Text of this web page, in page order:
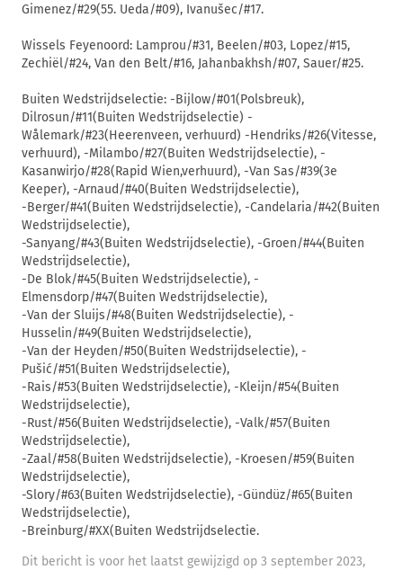
Gimenez/#29(55. Ueda/#09), Ivanušec/#17.
Wissels Feyenoord: Lamprou/#31, Beelen/#03, Lopez/#15,
Zechiël/#24, Van den Belt/#16, Jahanbakhsh/#07, Sauer/#25.
Buiten Wedstrijdselectie: -Bijlow/#01(Polsbreuk),
Dilrosun/#11(Buiten Wedstrijdselectie) -
Wålemark/#23(Heerenveen, verhuurd) -Hendriks/#26(Vitesse,
verhuurd), -Milambo/#27(Buiten Wedstrijdselectie), -
Kasanwirjo/#28(Rapid Wien,verhuurd), -Van Sas/#39(3e
Keeper), -Arnaud/#40(Buiten Wedstrijdselectie),
-Berger/#41(Buiten Wedstrijdselectie), -Candelaria/#42(Buiten
Wedstrijdselectie),
-Sanyang/#43(Buiten Wedstrijdselectie), -Groen/#44(Buiten
Wedstrijdselectie),
-De Blok/#45(Buiten Wedstrijdselectie), -
Elmensdorp/#47(Buiten Wedstrijdselectie),
-Van der Sluijs/#48(Buiten Wedstrijdselectie), -
Husselin/#49(Buiten Wedstrijdselectie),
-Van der Heyden/#50(Buiten Wedstrijdselectie), -
Pušić/#51(Buiten Wedstrijdselectie),
-Rais/#53(Buiten Wedstrijdselectie), -Kleijn/#54(Buiten
Wedstrijdselectie),
-Rust/#56(Buiten Wedstrijdselectie), -Valk/#57(Buiten
Wedstrijdselectie),
-Zaal/#58(Buiten Wedstrijdselectie), -Kroesen/#59(Buiten
Wedstrijdselectie),
-Slory/#63(Buiten Wedstrijdselectie), -Gündüz/#65(Buiten
Wedstrijdselectie),
-Breinburg/#XX(Buiten Wedstrijdselectie.
Dit bericht is voor het laatst gewijzigd op 3 september 2023,